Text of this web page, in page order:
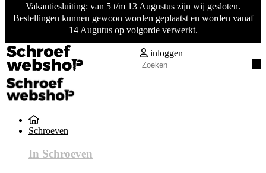
Vakantiesluiting: van 5 t/m 13 Augustus zijn wij gesloten.
Bestellingen kunnen gewoon worden geplaatst en worden vanaf
14 Augutus op volgorde verwerkt.
inloggen
Schroeven
In Schroeven